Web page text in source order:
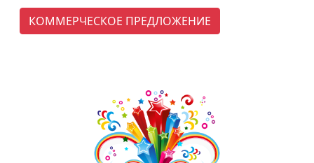
КОММЕРЧЕСКОЕ ПРЕДЛОЖЕНИЕ